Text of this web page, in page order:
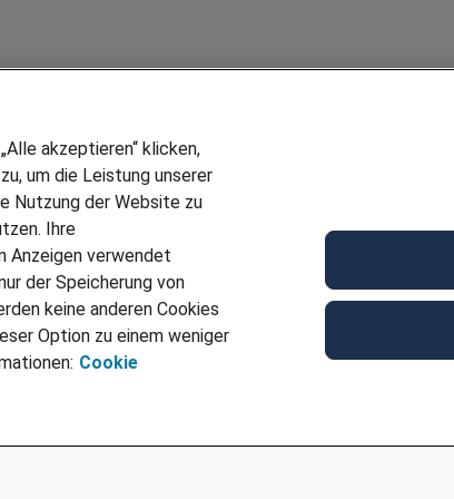
PARTNERSHIP WITH AIRBUS
akzeptieren“ klicken,
um die Leistung unserer
Nutzung der Website zu
Ihre
Anzeigen verwendet
der Speicherung von
keine anderen Cookies
Option zu einem weniger
Cookie